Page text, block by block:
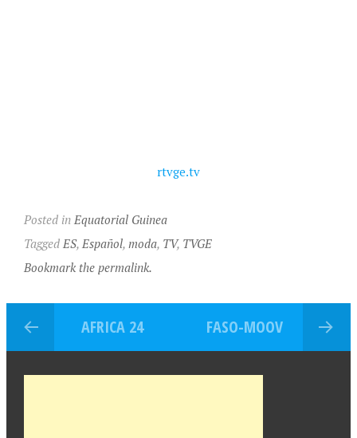
rtvge.tv
Posted in Equatorial Guinea
Tagged ES, Español, moda, TV, TVGE
Bookmark the permalink.
AFRICA 24 FASO-MOOV